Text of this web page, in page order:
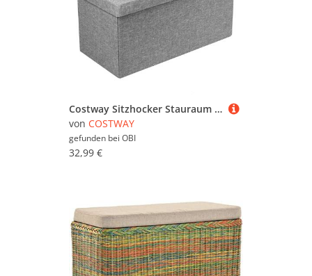
Costway Sitzhocker Stauraum Klappbar Hellgrau
von COSTWAY
gefunden bei OBI
32,99 €